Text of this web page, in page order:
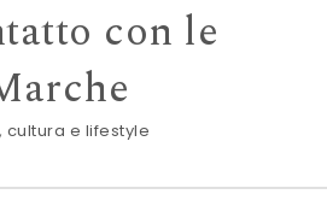
con le
cultura e lifestyle